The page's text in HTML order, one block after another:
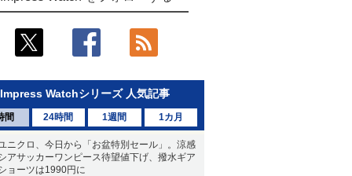
Impress Watchシリーズ 人気記事
間 24時間 1週間 1カ月
ニクロ、今日から「お盆特別セール」。涼感
アサッカーワンピース待望値下げ、撥水ギア
ョーツは1990円に